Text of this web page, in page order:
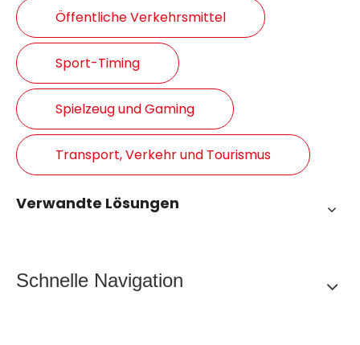
Öffentliche Verkehrsmittel
Sport-Timing
Spielzeug und Gaming
Transport, Verkehr und Tourismus
Verwandte Lösungen
Schnelle Navigation